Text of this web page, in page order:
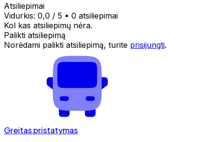
Atsiliepimai
Vidurkis: 0,0 / 5 • 0 atsiliepimai
Kol kas atsiliepimų nėra.
Palikti atsiliepimą
Norėdami palikti atsiliepimą, turite prisijungti.
Greitas pristatymas